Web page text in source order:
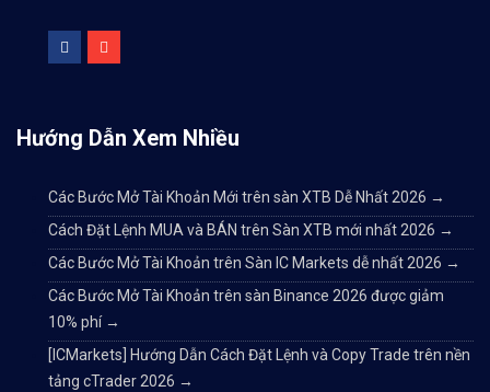
Đội ngũ hỗ trợ người
Hướng Dẫn Xem Nhiều
Các Bước Mở Tài Khoản Mới trên sàn XTB Dễ Nhất 2026 →
Cách Đặt Lệnh MUA và BÁN trên Sàn XTB mới nhất 2026 →
Các Bước Mở Tài Khoản trên Sàn IC Markets dễ nhất 2026 →
Các Bước Mở Tài Khoản trên sàn Binance 2026 được giảm
10% phí →
[ICMarkets] Hướng Dẫn Cách Đặt Lệnh và Copy Trade trên nền
tảng cTrader 2026 →